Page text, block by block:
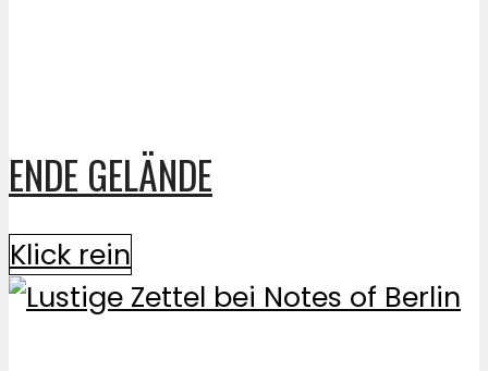
ENDE GELÄNDE
Klick rein